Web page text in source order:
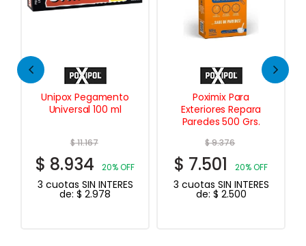
20% OFF
INTERES
Poximix Para
Exteriores Repara
$7.501 20% OFF
3 cuotas SIN INTERES
Mini Rodillo
Multiuso 8
$2.305
3 cuotas SIN